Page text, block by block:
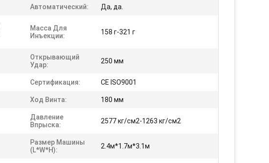
Автоматический: Да, да.
Масса Для
Инъекции:
158 г-321 г
Открывающий
Удар:
250 мм
Сертификация: CE ISO9001
Ход Винта: 180 мм
Давление
Впрыска:
2577 кг/см2-1263 кг/см2
Размер Машины
(L*W*H):
2.4м*1.7м*3.1м